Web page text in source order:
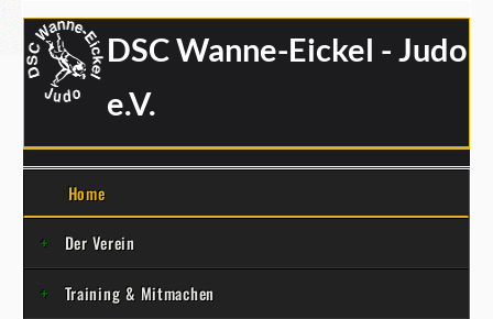
DSC Wanne-Eickel - Judo
e.V.
Home
Der Verein
Training & Mitmachen